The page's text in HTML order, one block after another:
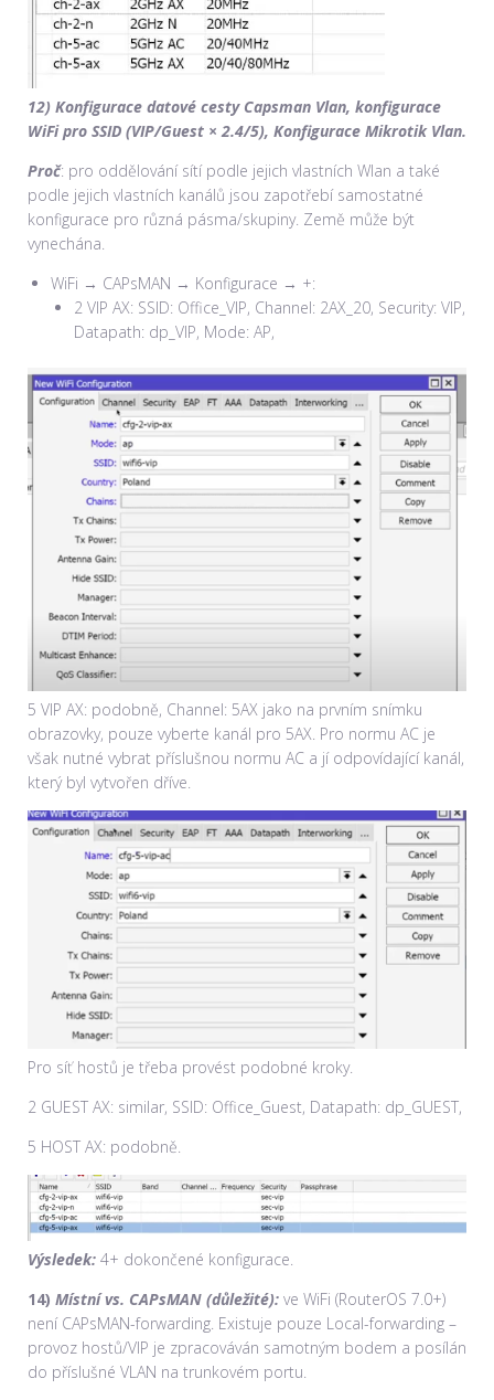
12) Konfigurace datové cesty Capsman Vlan, konfigurace
WiFi pro SSID (VIP/Guest × 2.4/5), Konfigurace Mikrotik Vlan.
Proč: pro oddělování sítí podle jejich vlastních Wlan a také
podle jejich vlastních kanálů jsou zapotřebí samostatné
konfigurace pro různá pásma/skupiny. Země může být
vynechána.
WiFi → CAPsMAN → Konfigurace → +:
2 VIP AX: SSID: Office_VIP, Channel: 2AX_20, Security: VIP,
Datapath: dp_VIP, Mode: AP,
5 VIP AX: podobně, Channel: 5AX jako na prvním snímku
obrazovky, pouze vyberte kanál pro 5AX. Pro normu AC je
však nutné vybrat příslušnou normu AC a jí odpovídající kanál,
který byl vytvořen dříve.
Pro síť hostů je třeba provést podobné kroky.
2 GUEST AX: similar, SSID: Office_Guest, Datapath: dp_GUEST,
5 HOST AX: podobně.
Výsledek: 4+ dokončené konfigurace.
14) Místní vs. CAPsMAN (důležité): ve WiFi (RouterOS 7.0+)
není CAPsMAN-forwarding. Existuje pouze Local-forwarding –
provoz hostů/VIP je zpracováván samotným bodem a posílán
do příslušné VLAN na trunkovém portu.